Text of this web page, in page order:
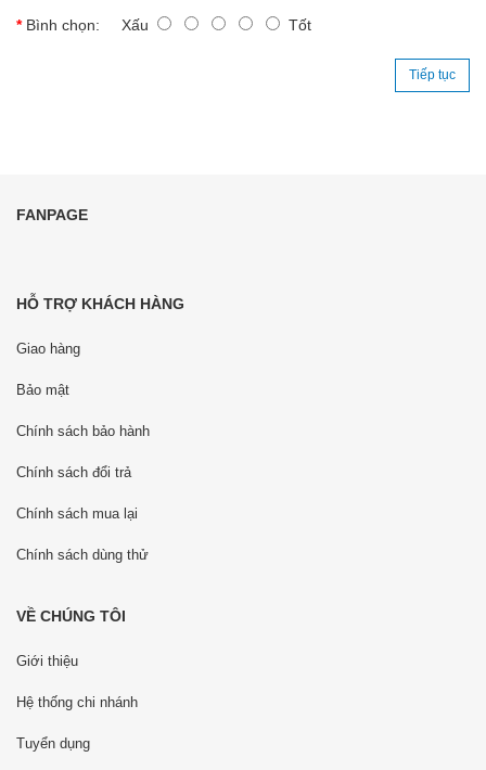
Bình chọn: Xấu Tốt
Tiếp tục
FANPAGE
HỖ TRỢ KHÁCH HÀNG
Giao hàng
Bảo mật
Chính sách bảo hành
Chính sách đổi trả
Chính sách mua lại
Chính sách dùng thử
VỀ CHÚNG TÔI
Giới thiệu
Hệ thống chi nhánh
Tuyển dụng